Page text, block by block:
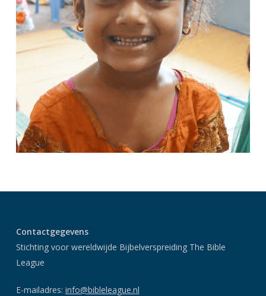
Contactgegevens
Stichting voor wereldwijde Bijbelverspreiding The Bible
League
E-mailadres: info@bibleleague.nl